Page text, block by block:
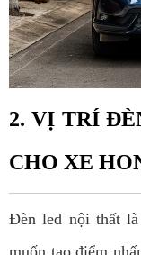
2. VỊ TRÍ
CHO XE
Đèn led nội thất
muốn tạo điểm